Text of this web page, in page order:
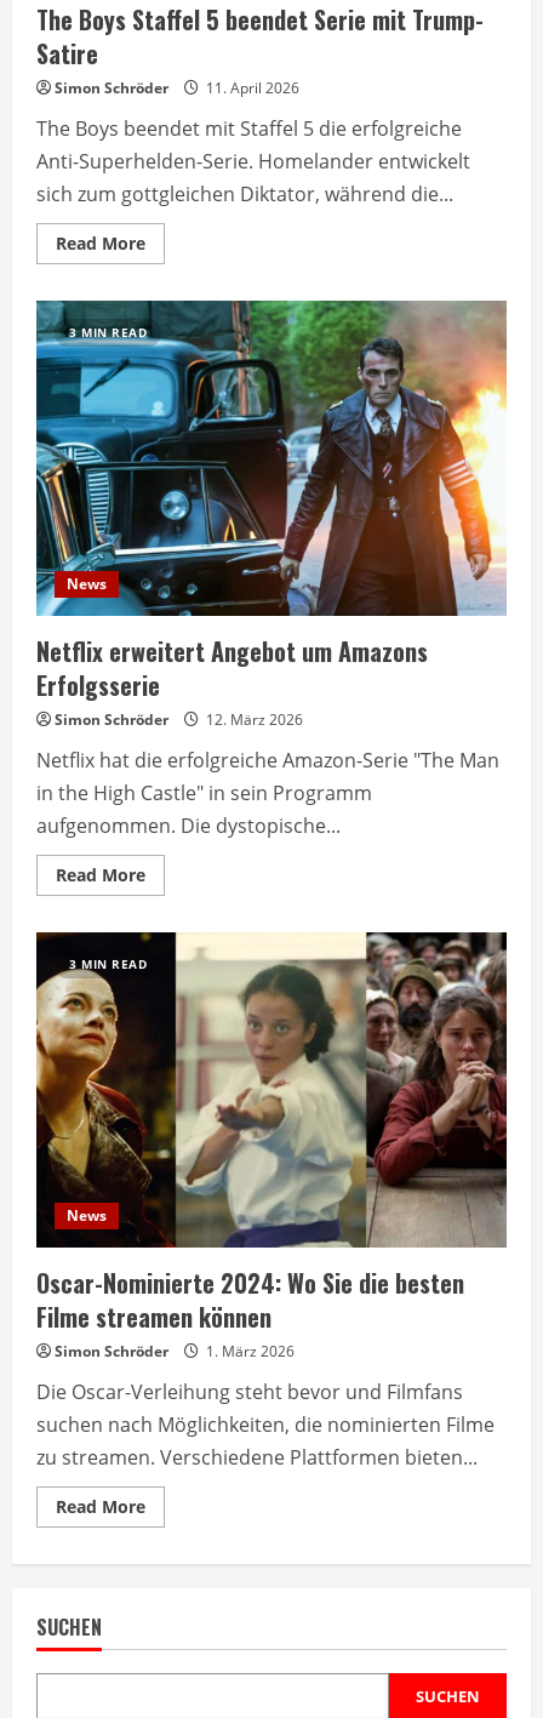
The Boys Staffel 5 beendet Serie mit Trump-
Satire
Simon Schröder 11. April 2026
The Boys beendet mit Staffel 5 die erfolgreiche
Anti-Superhelden-Serie. Homelander entwickelt
sich zum gottgleichen Diktator, während die...
Read MoreRead
more
Boys
Staffel
5
beendet
Serie
mit
Trump-
Satire
3 MIN READ
News
Netflix erweitert Angebot um Amazons
Erfolgsserie
Simon Schröder 12. März 2026
Netflix hat die erfolgreiche Amazon-Serie "The Man
in the High Castle" in sein Programm
aufgenommen. Die dystopische...
Read MoreRead
more
erweitert
Angebot
um
Amazons
Erfolgsserie
3 MIN READ
News
Oscar-Nominierte 2024: Wo Sie die besten
Filme streamen können
Simon Schröder 1. März 2026
Die Oscar-Verleihung steht bevor und Filmfans
suchen nach Möglichkeiten, die nominierten Filme
zu streamen. Verschiedene Plattformen bieten...
Read MoreRead
more
besten
Filme
SUCHEN
SUCHEN